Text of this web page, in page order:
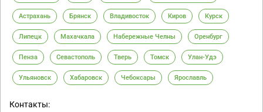
Астрахань Брянск Владивосток Киров Курск
Липецк Махачкала Набережные Челны Оренбург
Пенза Севастополь Тверь Томск Улан-Удэ
Ульяновск Хабаровск Чебоксары Ярославль
Контакты: